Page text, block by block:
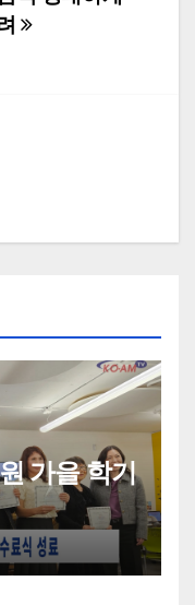
가을 학기